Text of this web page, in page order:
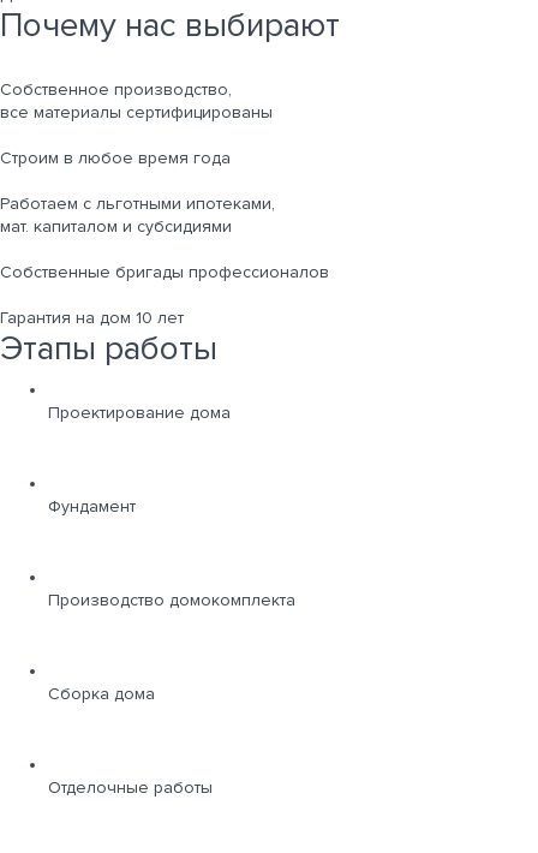
Почему нас выбирают
Собственное производство,
все материалы сертифицированы
Строим в любое время года
Работаем с льготными ипотеками,
мат. капиталом и субсидиями
Собственные бригады профессионалов
Гарантия на дом 10 лет
Этапы работы
Проектирование дома
Фундамент
Производство домокомплекта
Сборка дома
Отделочные работы